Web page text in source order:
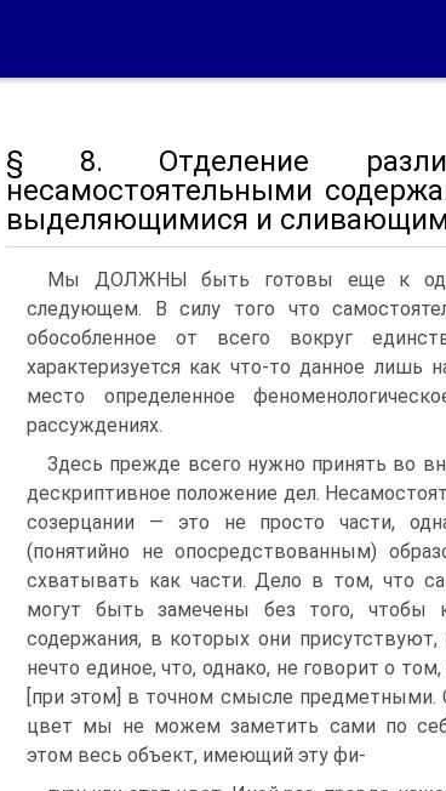
§ 8. Отделение
несамостоятельными
выделяющимися и
Мы ДОЛЖНЫ быть готовы еще к
следующем. В силу того что
обособленное от всего вокруг
характеризуется как что-то данное лишь
место определенное
рассуждениях.
Здесь прежде всего нужно принять во
дескриптивное положение дел.
созерцании — это не просто части,
(понятийно не опосредствованным)
схватывать как части. Дело в том, что
могут быть замечены без того, чтобы
содержания, в которых они
нечто единое, что, однако, не говорит о
[при этом] в точном смысле предметными.
цвет мы не можем заметить сами по
этом весь объект, имеющий эту фи-